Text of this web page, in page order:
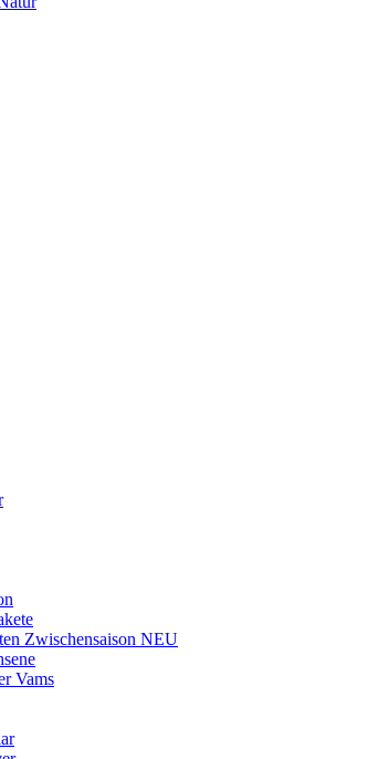
Zwischensaison NEU
Vams